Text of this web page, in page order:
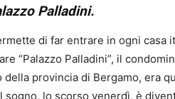
Palladini.
di far entrare in ogni casa
“Palazzo Palladini”, il
provincia di Bergamo, era
lo scorso venerdì, è